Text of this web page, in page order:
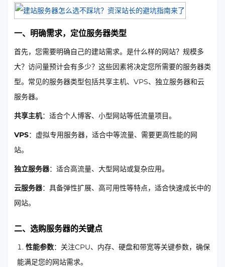
一、明确需求，定位服务器类型
首先，您需要明确自己的建站需求。是什么样的网站？规模多
大？访问量预计会有多少？这些因素将决定您所需要的服务器类
型。常见的服务器类型包括共享主机、VPS、独立服务器和云
服务器。
共享主机：适合个人博客、小型网站等低流量项目。
VPS：虚拟专用服务器，适合中等流量、需要更高性能的网
站。
独立服务器：适合高流量、大型网站或复杂应用。
云服务器：具备弹性扩展、高可用性等特点，适合快速成长中的
网站。
二、选购服务器的关键点
性能参数：关注CPU、内存、硬盘和带宽等关键参数，确保
能满足您的网站需求。